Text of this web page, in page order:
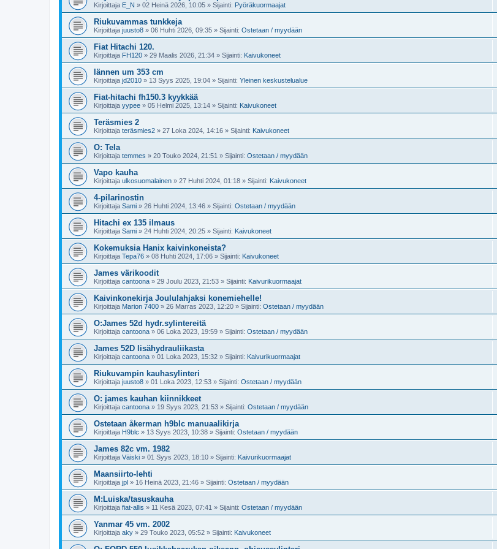
Kirjoittaja E_N » 02 Heinä 2026, 10:05 » Sijainti: Pyöräkuormaajat
Riukuvammas tunkkeja
Kirjoittaja juusto8 » 06 Huhti 2026, 09:35 » Sijainti: Ostetaan / myydään
Fiat Hitachi 120.
Kirjoittaja FH120 » 29 Maalis 2026, 21:34 » Sijainti: Kaivukoneet
lännen um 353 cm
Kirjoittaja jd2010 » 13 Syys 2025, 19:04 » Sijainti: Yleinen keskustelualue
Fiat-hitachi fh150.3 kyykkää
Kirjoittaja yypee » 05 Helmi 2025, 13:14 » Sijainti: Kaivukoneet
Teräsmies 2
Kirjoittaja teräsmies2 » 27 Loka 2024, 14:16 » Sijainti: Kaivukoneet
O: Tela
Kirjoittaja temmes » 20 Touko 2024, 21:51 » Sijainti: Ostetaan / myydään
Vapo kauha
Kirjoittaja ulkosuomalainen » 27 Huhti 2024, 01:18 » Sijainti: Kaivukoneet
4-pilarinostin
Kirjoittaja Sami » 26 Huhti 2024, 13:46 » Sijainti: Ostetaan / myydään
Hitachi ex 135 ilmaus
Kirjoittaja Sami » 24 Huhti 2024, 20:25 » Sijainti: Kaivukoneet
Kokemuksia Hanix kaivinkoneista?
Kirjoittaja Tepa76 » 08 Huhti 2024, 17:06 » Sijainti: Kaivukoneet
James värikoodit
Kirjoittaja cantoona » 29 Joulu 2023, 21:53 » Sijainti: Kaivurikuormaajat
Kaivinkonekirja Joululahjaksi konemiehelle!
Kirjoittaja Marion 7400 » 26 Marras 2023, 12:20 » Sijainti: Ostetaan / myydään
O:James 52d hydr.sylintereitä
Kirjoittaja cantoona » 06 Loka 2023, 19:59 » Sijainti: Ostetaan / myydään
James 52D lisähydrauliikasta
Kirjoittaja cantoona » 01 Loka 2023, 15:32 » Sijainti: Kaivurikuormaajat
Riukuvampin kauhasylinteri
Kirjoittaja juusto8 » 01 Loka 2023, 12:53 » Sijainti: Ostetaan / myydään
O: james kauhan kiinnikkeet
Kirjoittaja cantoona » 19 Syys 2023, 21:53 » Sijainti: Ostetaan / myydään
Ostetaan åkerman h9blc manuaalikirja
Kirjoittaja H9blc » 13 Syys 2023, 10:38 » Sijainti: Ostetaan / myydään
James 82c vm. 1982
Kirjoittaja Väiski » 01 Syys 2023, 18:10 » Sijainti: Kaivurikuormaajat
Maansiirto-lehti
Kirjoittaja jpl » 16 Heinä 2023, 21:46 » Sijainti: Ostetaan / myydään
M:Luiska/tasuskauha
Kirjoittaja fiat-allis » 11 Kesä 2023, 07:41 » Sijainti: Ostetaan / myydään
Yanmar 45 vm. 2002
Kirjoittaja aky » 29 Touko 2023, 05:52 » Sijainti: Kaivukoneet